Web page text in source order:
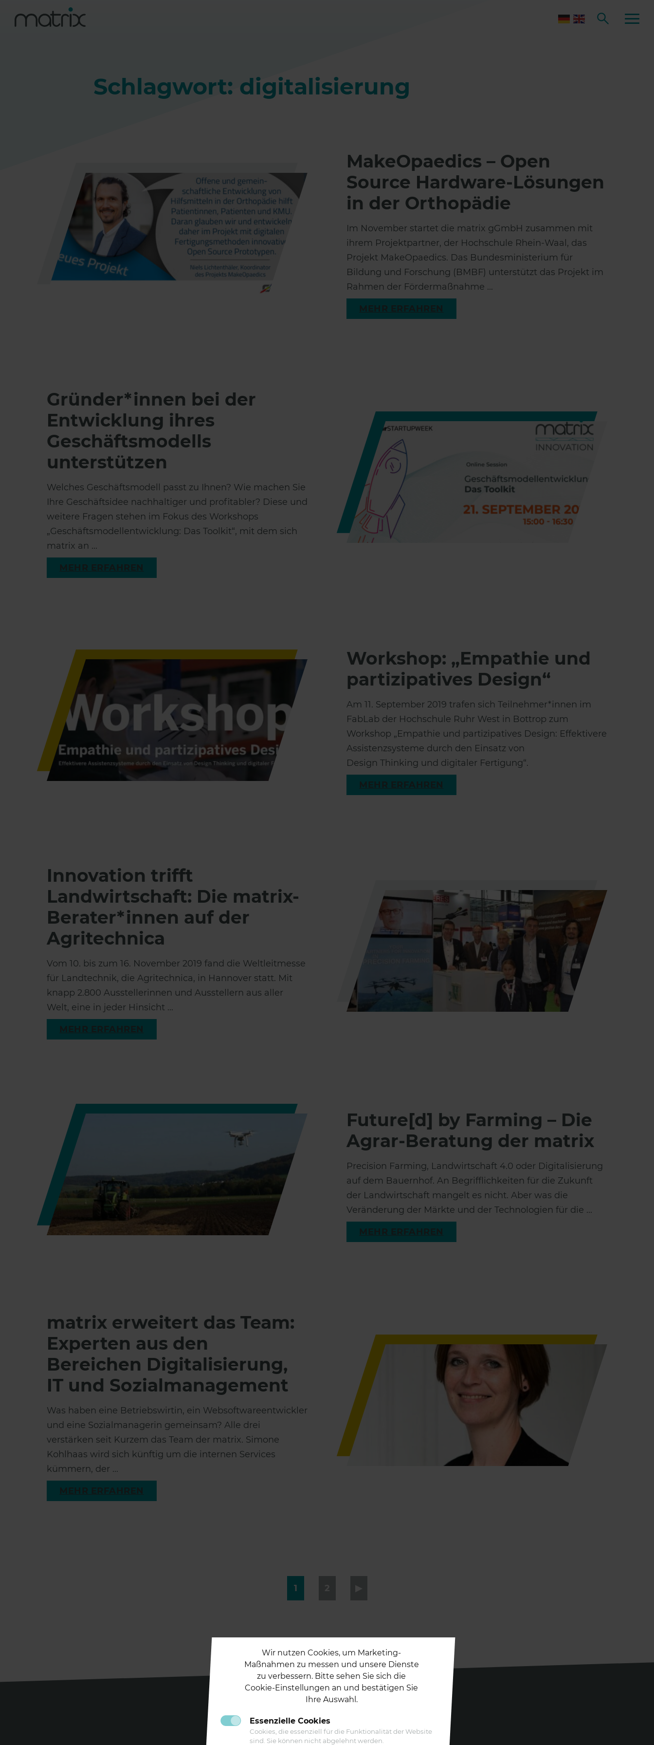
Schlagwort: digitalisierung
MakeOpaedics – Open
Source Hardware-Lösungen
in der Orthopädie
Im November startet die matrix gGmbH zusammen mit
ihrem Projektpartner, der Hochschule Rhein-Waal, das
Projekt MakeOpaedics. Das Bundesministerium für
Bildung und Forschung (BMBF) unterstützt das Projekt im
Rahmen der Fördermaßnahme ...
Gründer*innen bei der
Entwicklung ihres
Geschäftsmodells
unterstützen
Welches Geschäftsmodell passt zu Ihnen? Wie machen Sie
Ihre Geschäftsidee nachhaltiger und profitabler? Diese und
weitere Fragen stehen im Fokus des Workshops
„Geschäftsmodellentwicklung: Das Toolkit“, mit dem sich
matrix an ...
Workshop: „Empathie und
partizipatives Design“
Am 11. September 2019 trafen sich Teilnehmer*innen im
FabLab der Hochschule Ruhr West in Bottrop zum
Workshop „Empathie und partizipatives Design: Effektivere
Assistenzsysteme durch den Einsatz von
Design Thinking und digitaler Fertigung“.
Innovation trifft
Landwirtschaft: Die matrix-
Berater*innen auf der
Agritechnica
Vom 10. bis zum 16. November 2019 fand die Weltleitmesse
für Landtechnik, die Agritechnica, in Hannover statt. Mit
knapp 2.800 Ausstellerinnen und Ausstellern aus aller
Welt, eine in jeder Hinsicht ...
Future[d] by Farming – Die
Agrar-Beratung der matrix
Precision Farming, Landwirtschaft 4.0 oder Digitalisierung
auf dem Bauernhof. An Begrifflichkeiten für die Zukunft
der Landwirtschaft mangelt es nicht. Aber was die
Veränderung der Märkte und der Technologien für die ...
matrix erweitert das Team:
Experten aus den
Bereichen Digitalisierung,
IT und Sozialmanagement
Was haben eine Betriebswirtin, ein Websoftwareentwickler
und eine Sozialmanagerin gemeinsam? Alle drei
verstärken seit Kurzem das Team der matrix. Simone
Kohlhaas wird sich künftig um die internen Services
kümmern, der ...
1 2 ▶︎
Folgen Sie uns auf
Wir nutzen Cookies, um Marketing-
Maßnahmen zu messen und unsere Dienste
zu verbessern. Bitte sehen Sie sich die
Cookie-Einstellungen an und bestätigen Sie
Ihre Auswahl.
Essenzielle Cookies
Cookies, die essenziell für die Funktionalität der Website
sind. Sie können nicht abgelehnt werden.